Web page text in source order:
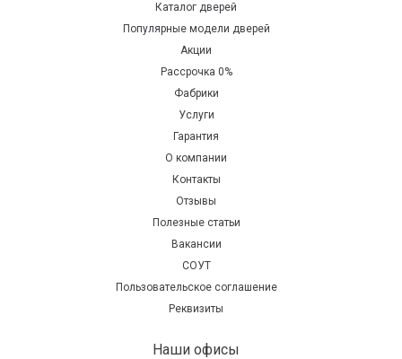
Каталог дверей
Популярные модели дверей
Акции
Рассрочка 0%
Фабрики
Услуги
Гарантия
О компании
Контакты
Отзывы
Полезные статьи
Вакансии
СОУТ
Пользовательское соглашение
Реквизиты
Наши офисы